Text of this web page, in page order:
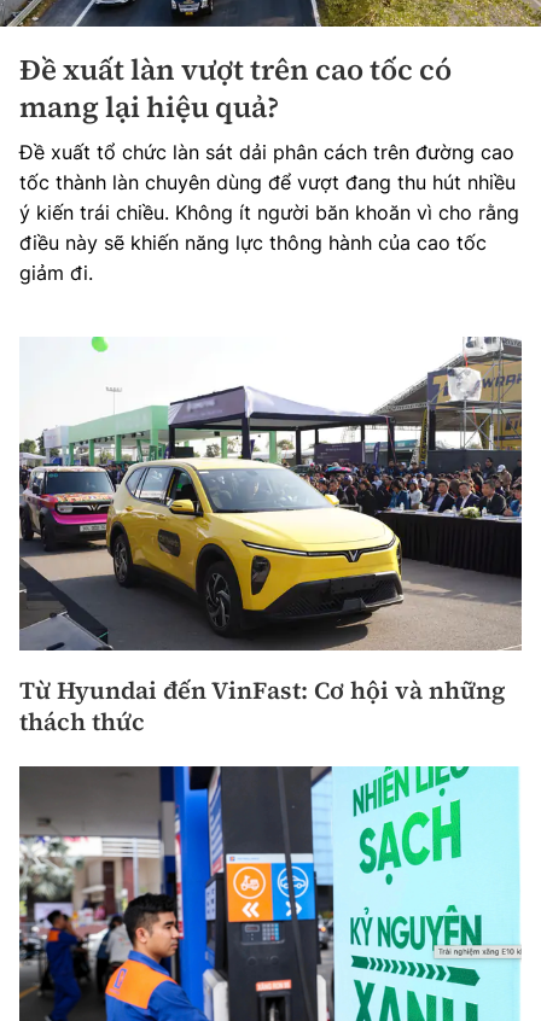
Đề xuất làn vượt trên cao tốc có
mang lại hiệu quả?
Đề xuất tổ chức làn sát dải phân cách trên đường cao
tốc thành làn chuyên dùng để vượt đang thu hút nhiều
ý kiến trái chiều. Không ít người băn khoăn vì cho rằng
điều này sẽ khiến năng lực thông hành của cao tốc
giảm đi.
Từ Hyundai đến VinFast: Cơ hội và những
thách thức